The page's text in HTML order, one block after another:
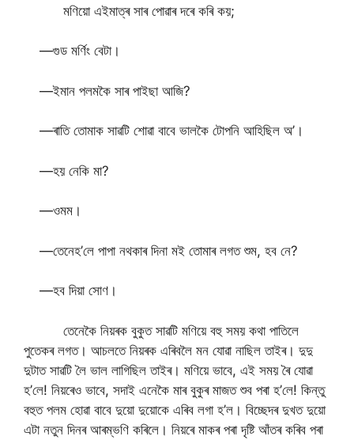
মণিয়ো এইমাত্ৰ সাৰ পোৱাৰ দৰে কৰি কয়;
—গুড মৰ্ণিং বেটা।
—ইমান পলমকৈ সাৰ পাইছা আজি?
—ৰাতি তোমাক সাৱটি শোৱা বাবে ভালকৈ টোপনি আহিছিল অ’।
—হয় নেকি মা?
—ওমম।
—তেনেহ’লে পাপা নথকাৰ দিনা মই তোমাৰ লগত শুম, হব নে?
—হব দিয়া সোণ।
তেনেকৈ নিয়ৰক বুকুত সাৱটি মণিয়ে বহু সময় কথা পাতিলে
পুতেকৰ লগত। আচলতে নিয়ৰক এৰিবলৈ মন যোৱা নাছিল তাইৰ। দুদু
দুটাত সাৱটি লৈ ভাল লাগিছিল তাইৰ। মণিয়ে ভাবে, এই সময় ৰৈ যোৱা
হ’লে! নিয়ৰেও ভাবে, সদাই এনেকৈ মাৰ বুকুৰ মাজত শুব পৰা হ’লে! কিন্তু
বহুত পলম হোৱা বাবে দুয়ো দুয়োকে এৰিব লগা হ’ল। বিচ্ছেদৰ দুখত দুয়ো
এটা নতুন দিনৰ আৰম্ভণি কৰিলে। নিয়ৰে মাকৰ পৰা দৃষ্টি আঁতৰ কৰিব পৰা